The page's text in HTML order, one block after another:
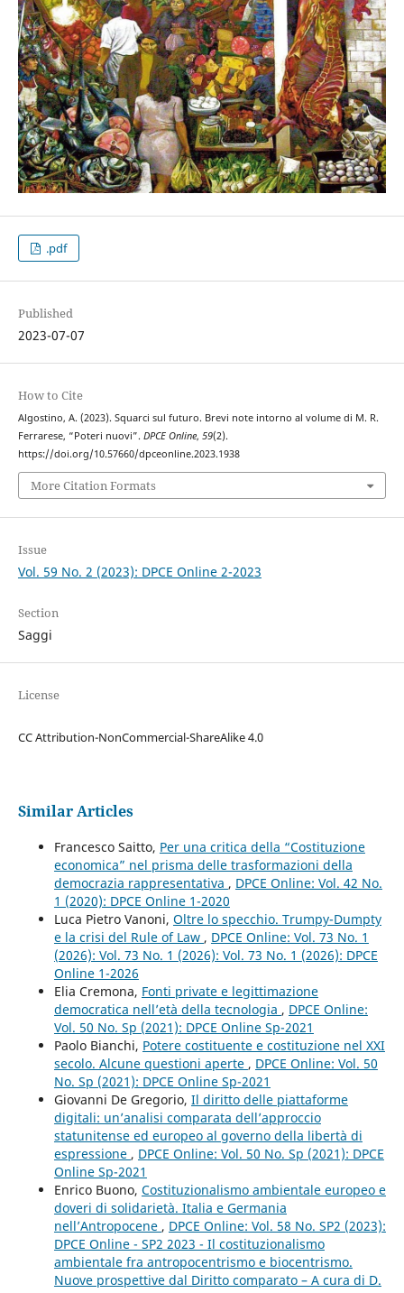
.pdf
Published
2023-07-07
How to Cite
Algostino, A. (2023). Squarci sul futuro. Brevi note intorno al volume di M. R.
Ferrarese, “Poteri nuovi”. DPCE Online, 59(2).
https://doi.org/10.57660/dpceonline.2023.1938
More Citation Formats
Issue
Vol. 59 No. 2 (2023): DPCE Online 2-2023
Section
Saggi
License
CC Attribution-NonCommercial-ShareAlike 4.0
Similar Articles
Francesco Saitto, Per una critica della “Costituzione
economica” nel prisma delle trasformazioni della
democrazia rappresentativa , DPCE Online: Vol. 42 No.
1 (2020): DPCE Online 1-2020
Luca Pietro Vanoni, Oltre lo specchio. Trumpy-Dumpty
e la crisi del Rule of Law , DPCE Online: Vol. 73 No. 1
(2026): Vol. 73 No. 1 (2026): Vol. 73 No. 1 (2026): DPCE
Online 1-2026
Elia Cremona, Fonti private e legittimazione
democratica nell’età della tecnologia , DPCE Online:
Vol. 50 No. Sp (2021): DPCE Online Sp-2021
Paolo Bianchi, Potere costituente e costituzione nel XXI
secolo. Alcune questioni aperte , DPCE Online: Vol. 50
No. Sp (2021): DPCE Online Sp-2021
Giovanni De Gregorio, Il diritto delle piattaforme
digitali: un’analisi comparata dell’approccio
statunitense ed europeo al governo della libertà di
espressione , DPCE Online: Vol. 50 No. Sp (2021): DPCE
Online Sp-2021
Enrico Buono, Costituzionalismo ambientale europeo e
doveri di solidarietà. Italia e Germania
nell’Antropocene , DPCE Online: Vol. 58 No. SP2 (2023):
DPCE Online - SP2 2023 - Il costituzionalismo
ambientale fra antropocentrismo e biocentrismo.
Nuove prospettive dal Diritto comparato – A cura di D.